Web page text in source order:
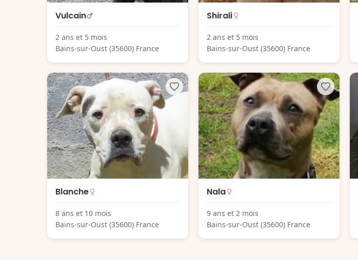
Vulcain
2 ans et 5 mois
Bains-sur-Oust (35600) France
Shirali
2 ans et 5 mois
Bains-sur-Oust (35600) France
Blanche
8 ans et 10 mois
Bains-sur-Oust (35600) France
Nala
9 ans et 2 mois
Bains-sur-Oust (35600) France